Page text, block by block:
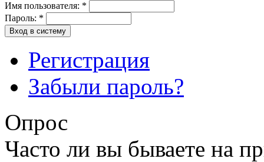
Имя пользователя: *
Пароль: *
Вход в систему
Регистрация
Забыли пароль?
Опрос
Часто ли вы бываете на